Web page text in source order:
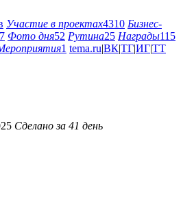
Участие в проектах4310 Бизнес-
Фото дня52 Рутина25 Награды115
1 tema.ru|ВК|ТГ|ИГ|ТТ
Сделано за 41 день